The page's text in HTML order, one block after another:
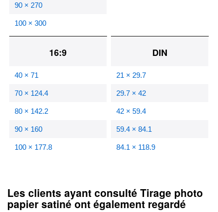
90 × 270
100 × 300
16:9
40 × 71
70 × 124.4
80 × 142.2
90 × 160
100 × 177.8
DIN
21 × 29.7
29.7 × 42
42 × 59.4
59.4 × 84.1
84.1 × 118.9
Les clients ayant consulté Tirage photo
papier satiné ont également regardé